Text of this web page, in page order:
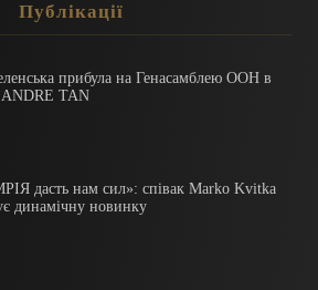
Публікації
прибула на Генасамблею ООН в
ANDRE TAN
дасть нам сил»: співак Marko Kvitka
динамічну новинку